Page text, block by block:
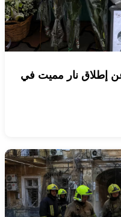
إطلاق نار مميت في